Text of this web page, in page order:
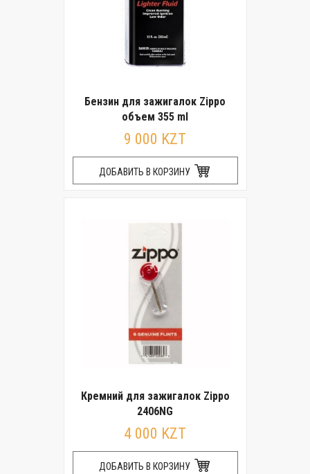
Бензин для зажигалок Zippo
объем 355 ml
9 000 KZT
ДОБАВИТЬ В КОРЗИНУ
Кремний для зажигалок Zippo
2406NG
4 000 KZT
ДОБАВИТЬ В КОРЗИНУ